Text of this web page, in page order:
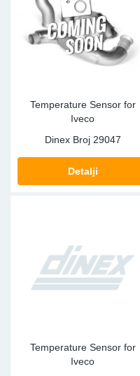
Temperature Sensor for
Iveco
Dinex Broj 29047
Detalji
Temperature Sensor for
Iveco